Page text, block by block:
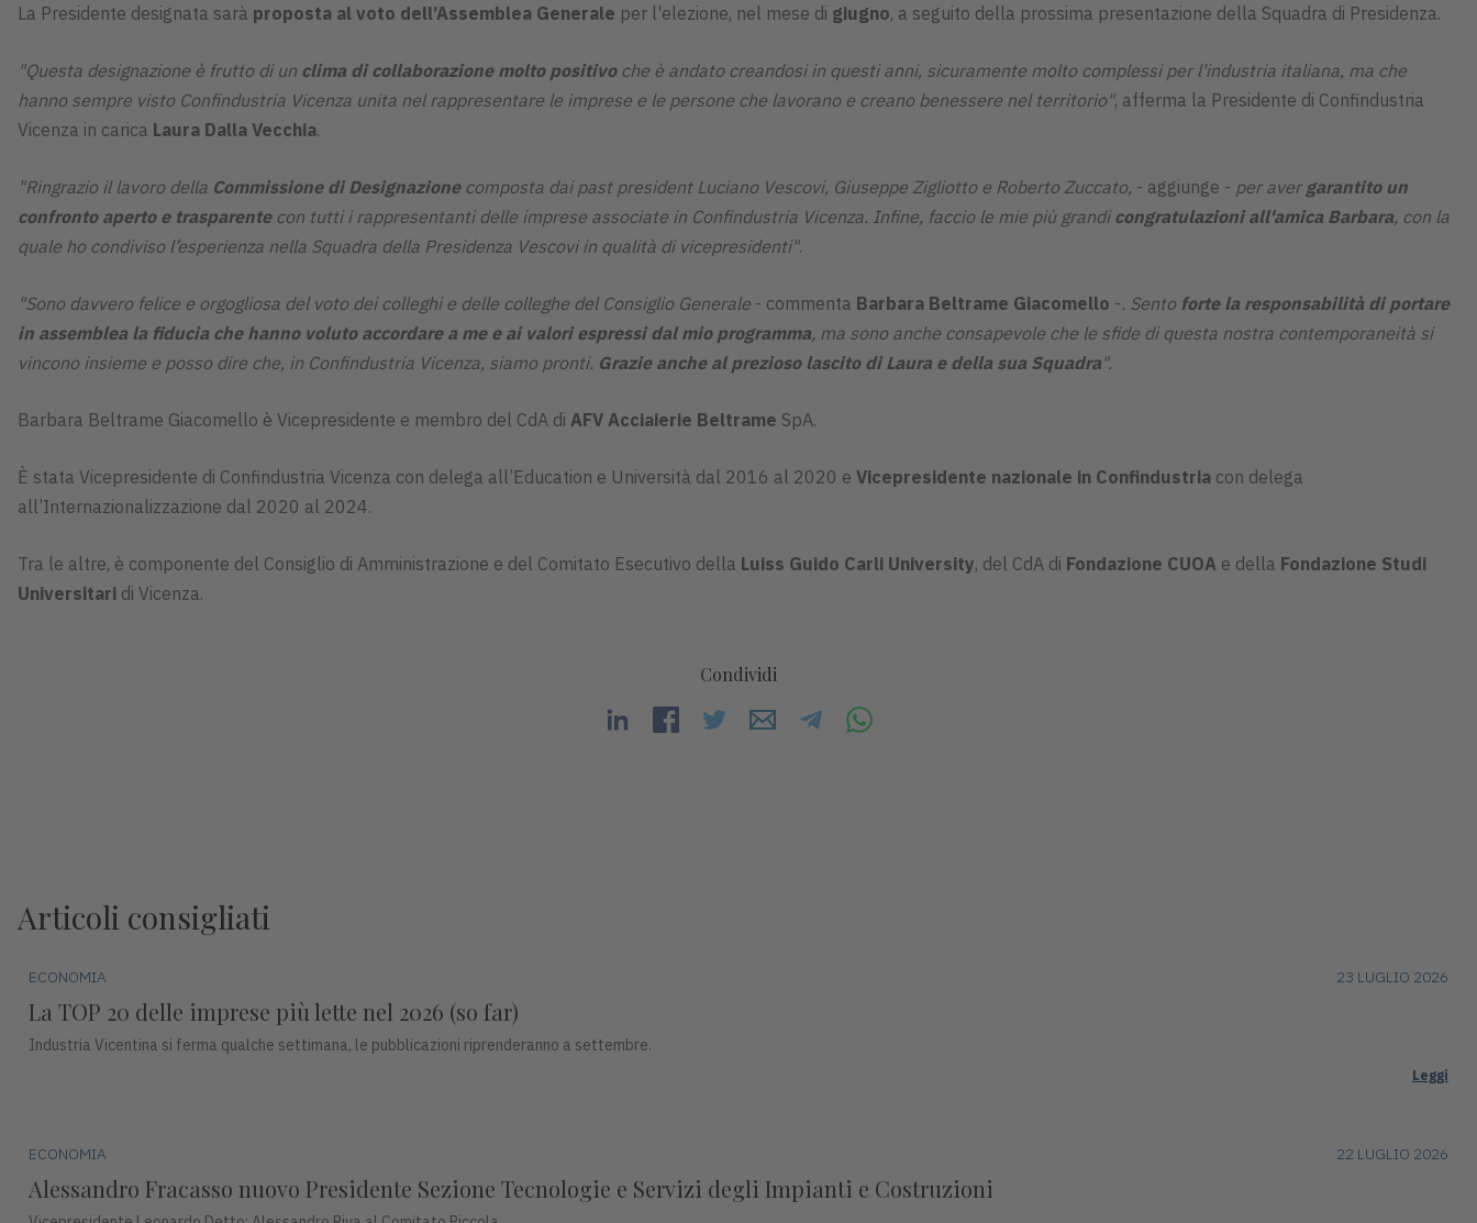
La Presidente designata sarà proposta al voto dell’Assemblea Generale per l'elezione, nel mese di giugno, a seguito della prossima presentazione della Squadra di Presidenza.
"Questa designazione è frutto di un clima di collaborazione molto positivoche è andato creandosi in questi anni, sicuramente molto complessi per l'industria italiana, ma che
hanno sempre visto Confindustria Vicenza unita nel rappresentare le imprese e le persone che lavorano e creano benessere nel territorio", afferma la Presidente di Confindustria
Vicenza in carica Laura Dalla Vecchia.
"Ringrazio il lavoro della Commissione di Designazionecomposta dai past president Luciano Vescovi, Giuseppe Zigliotto e Roberto Zuccato, - aggiunge - per avergarantito un
confronto aperto e trasparentecon tutti i rappresentanti delle imprese associate in Confindustria Vicenza. Infine, faccio le mie più grandi congratulazioni all'amica Barbara, con la
quale ho condiviso l’esperienza nella Squadra della Presidenza Vescovi in qualità di vicepresidenti".
"Sono davvero felice e orgogliosa del voto dei colleghi e delle colleghe del Consiglio Generale - commenta Barbara Beltrame Giacomello -. Sento forte la responsabilità di portare
in assemblea la fiducia che hanno voluto accordare a me e ai valori espressi dal mio programma, ma sono anche consapevole che le sfide di questa nostra contemporaneità si
vincono insieme e posso dire che, in Confindustria Vicenza, siamo pronti. Grazie anche al prezioso lascito di Laura e della sua Squadra".
Barbara Beltrame Giacomello è Vicepresidente e membro del CdA di AFV Acciaierie Beltrame SpA.
È stata Vicepresidente di Confindustria Vicenza con delega all’Education e Università dal 2016 al 2020 e Vicepresidente nazionale in Confindustria con delega
all’Internazionalizzazione dal 2020 al 2024.
Tra le altre, è componente del Consiglio di Amministrazione e del Comitato Esecutivo della Luiss Guido Carli University, del CdA di Fondazione CUOA e della Fondazione Studi
Universitari di Vicenza.
Condividi
Articoli consigliati
ECONOMIA 23 LUGLIO 2026
La TOP 20 delle imprese più lette nel 2026 (so far)
Industria Vicentina si ferma qualche settimana, le pubblicazioni riprenderanno a settembre.
Leggi
ECONOMIA 22 LUGLIO 2026
Alessandro Fracasso nuovo Presidente Sezione Tecnologie e Servizi degli Impianti e Costruzioni